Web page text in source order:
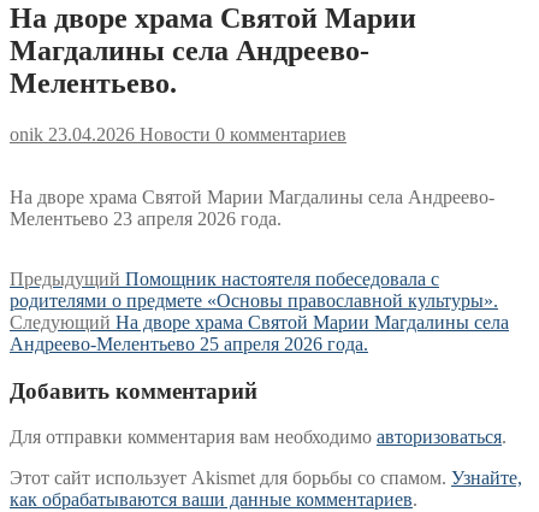
На дворе храма Святой Марии
Магдалины села Андреево-
Мелентьево.
onik 23.04.2026 Новости 0 комментариев
На дворе храма Святой Марии Магдалины села Андреево-
Мелентьево 23 апреля 2026 года.
Навигация
по
записям
Предыдущий Предыдущая
запись:
Помощник настоятеля побеседовала с
родителями о предмете «Основы православной культуры».
Следующий Следующая
запись:
На дворе храма Святой Марии Магдалины села
Андреево-Мелентьево 25 апреля 2026 года.
Добавить комментарий
Для отправки комментария вам необходимо авторизоваться.
Этот сайт использует Akismet для борьбы со спамом. Узнайте,
как обрабатываются ваши данные комментариев.